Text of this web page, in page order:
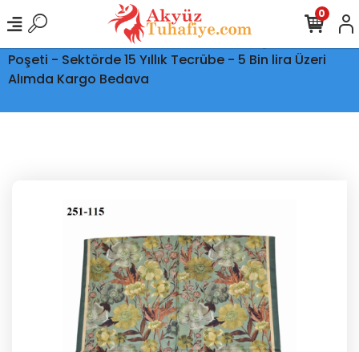
Ptt Kargo İle Tüm Türkiye'ye Teslimat - Şeffaf Kargo
Poşeti - Sektörde 15 Yıllık Tecrübe - 5 Bin lira Üzeri
Alımda Kargo Bedava
0